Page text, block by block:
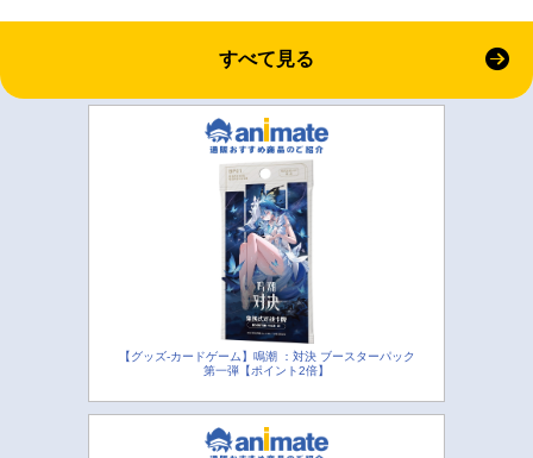
すべて見る
【グッズ-カードゲーム】鳴潮 ：対決 ブースターパック
第一弾【ポイント2倍】